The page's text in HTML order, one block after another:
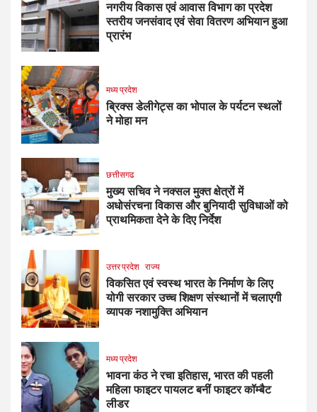
नगरीय विकास एवं आवास विभाग का प्रदेश
स्तरीय जनसंवाद एवं सेवा वितरण अभियान हुआ
प्रारंभ
मध्य प्रदेश
ब्रिक्स डेलीगेट्स का भोपाल के पर्यटन स्थलों
ने मोहा मन
छत्तीसगढ
मुख्य सचिव ने नक्सल मुक्त क्षेत्रों में
अधोसंरचना विकास और बुनियादी सुविधाओं को
प्राथमिकता देने के दिए निर्देश
उत्तर प्रदेश राज्य
विकसित एवं स्वस्थ भारत के निर्माण के लिए
योगी सरकार उच्च शिक्षण संस्थानों में चलाएगी
व्यापक नशामुक्ति अभियान
मध्य प्रदेश
भावना कंठ ने रचा इतिहास, भारत की पहली
महिला फाइटर पायलट बनीं फाइटर कॉम्बैट
लीडर